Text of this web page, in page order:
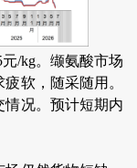
/kg。缬氨酸市场
软，随采随用。
情况。预计短期内